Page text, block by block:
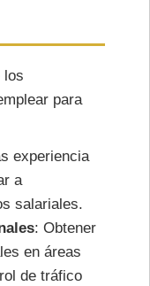
los
para
experiencia
a
salariales.
: Obtener
en áreas
de tráfico